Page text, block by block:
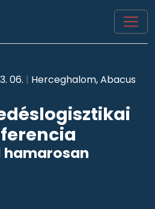
06. | Herceghalom, Abacus
hamarosan